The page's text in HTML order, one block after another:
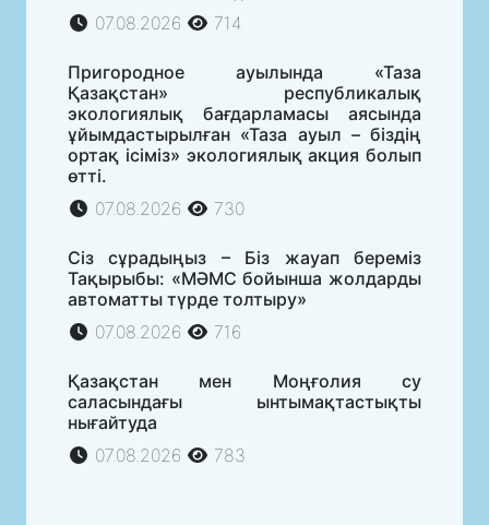
07.08.2026
714
Пригородное ауылында «Таза
Қазақстан» республикалық
экологиялық бағдарламасы аясында
ұйымдастырылған «Таза ауыл – біздің
ортақ ісіміз» экологиялық акция болып
өтті.
07.08.2026
730
Сіз сұрадыңыз – Біз жауап береміз
Тақырыбы: «МӘМС бойынша жолдарды
автоматты түрде толтыру»
07.08.2026
716
Қазақстан мен Моңғолия су
саласындағы ынтымақтастықты
нығайтуда
07.08.2026
783